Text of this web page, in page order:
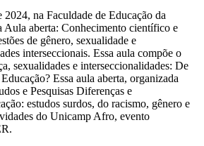
na Faculdade de Educação da
Aula aberta: Conhecimento científico e
de gênero, sexualidade e
interseccionais. Essa aula compõe o
sexualidades e interseccionalidades: De
Essa aula aberta, organizada
e Pesquisas Diferenças e
estudos surdos, do racismo, gênero e
do Unicamp Afro, evento